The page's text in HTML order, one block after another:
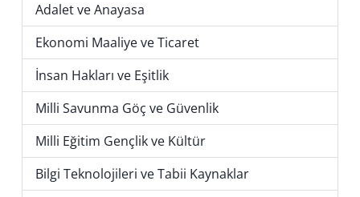
Adalet ve Anayasa
Ekonomi Maaliye ve Ticaret
İnsan Hakları ve Eşitlik
Milli Savunma Göç ve Güvenlik
Milli Eğitim Gençlik ve Kültür
Bilgi Teknolojileri ve Tabii Kaynaklar